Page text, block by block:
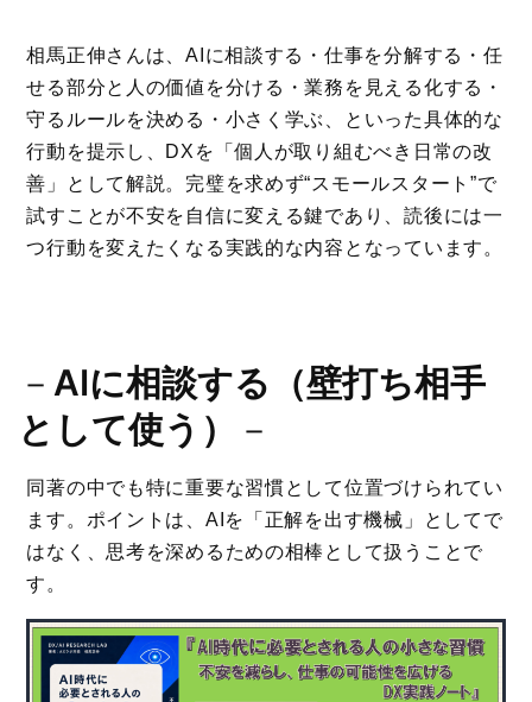
相馬正伸さんは、AIに相談する・仕事を分解する・任
せる部分と人の価値を分ける・業務を見える化する・
守るルールを決める・小さく学ぶ、といった具体的な
行動を提示し、DXを「個人が取り組むべき日常の改
善」として解説。完璧を求めず“スモールスタート”で
試すことが不安を自信に変える鍵であり、読後には一
つ行動を変えたくなる実践的な内容となっています。
－ AIに相談する（壁打ち相手
として使う）
－
同著の中でも特に重要な習慣として位置づけられてい
ます。ポイントは、AIを「正解を出す機械」としてで
はなく、思考を深めるための相棒として扱うことで
す。